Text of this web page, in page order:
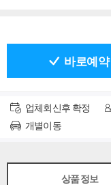
바로예약
업체회신후 확정
개별이동
상품 정보